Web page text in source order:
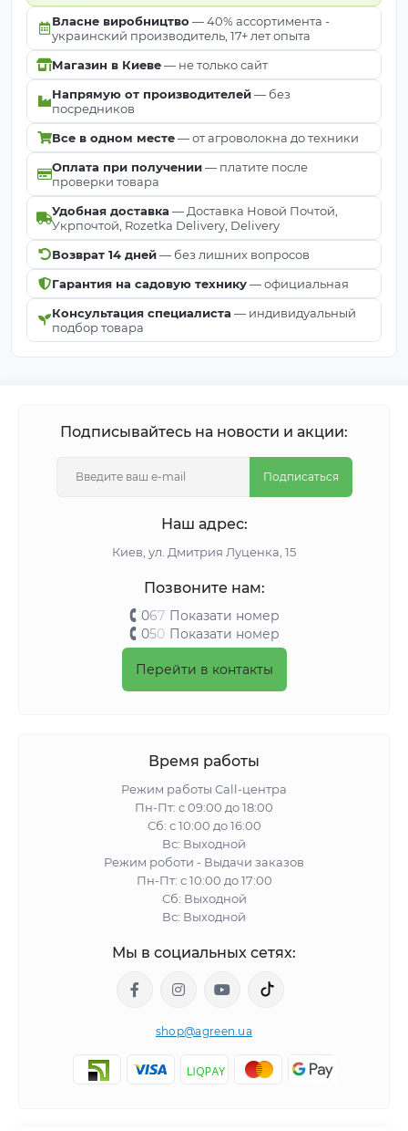
Власне виробництво — 40% ассортимента -
украинский производитель, 17+ лет опыта
Магазин в Киеве— не только сайт
Напрямую от производителей— без
посредников
Все в одном месте— от агроволокна до техники
Оплата при получении— платите после
проверки товара
Удобная доставка — Доставка Новой Почтой,
Укрпочтой, Rozetka Delivery, Delivery
Возврат 14 дней— без лишних вопросов
Гарантия на садовую технику— официальная
Консультация специалиста — индивидуальный
подбор товара
Подписывайтесь на новости и акции:
Подписаться
Наш адрес:
Киeв, ул. Дмитрия Луценка, 15
Позвоните нам:
067 Показати номер
050 Показати номер
Перейти в контакты
Время работы
Режим работы Call-центра
Пн-Пт: с 09:00 до 18:00
Сб: с 10:00 до 16:00
Вс: Выходной
Режим роботи - Выдачи заказов
Пн-Пт: с 10:00 до 17:00
Сб: Выходной
Вс: Выходной
Мы в социальных сетях:
shop@agreen.ua